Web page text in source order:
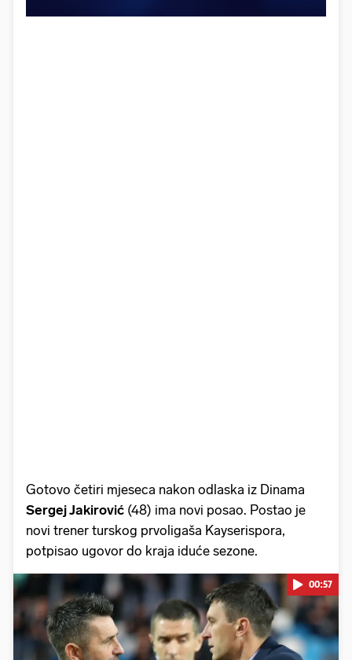
Gotovo četiri mjeseca nakon odlaska iz Dinama
Sergej Jakirović (48) ima novi posao. Postao je
novi trener turskog prvoligaša Kayserispora,
potpisao ugovor do kraja iduće sezone.
00:57